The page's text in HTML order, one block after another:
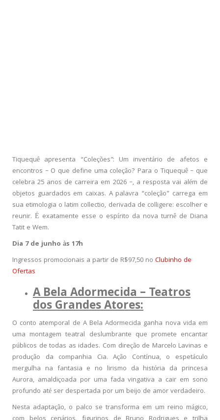
Tiquequê apresenta “Coleções”: Um inventário de afetos e
encontros – O que define uma coleção? Para o Tiquequê – que
celebra 25 anos de carreira em 2026 –, a resposta vai além de
objetos guardados em caixas. A palavra “coleção” carrega em
sua etimologia o latim collectio, derivada de colligere: escolher e
reunir. É exatamente esse o espírito da nova turnê de Diana
Tatit e Wem.
Dia 7 de junho às 17h
Ingressos promocionais a partir de R$97,50 no Clubinho de
Ofertas
A Bela Adormecida – Teatros
dos Grandes Atores:
O conto atemporal de A Bela Adormecida ganha nova vida em
uma montagem teatral deslumbrante que promete encantar
públicos de todas as idades. Com direção de Marcelo Lavinas e
produção da companhia Cia. Ação Contínua, o espetáculo
mergulha na fantasia e no lirismo da história da princesa
Aurora, amaldiçoada por uma fada vingativa a cair em sono
profundo até ser despertada por um beijo de amor verdadeiro.
Nesta adaptação, o palco se transforma em um reino mágico,